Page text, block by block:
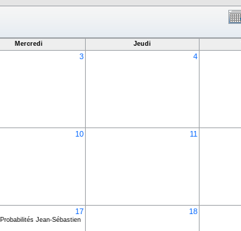
Mercredi Jeudi
3 4
10 11
17
Probabilités Jean-Sébastien
18